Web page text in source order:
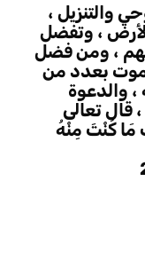
والتنزيل ،
، وتفضل
، ومن فضل
بعدد من
، والدعوة
قال تعالى
كُنْتَ مِنْهُ